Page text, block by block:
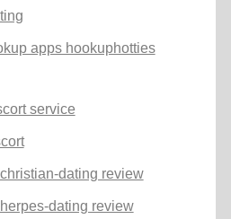
apps hookuphotties
service
dating review
dating review